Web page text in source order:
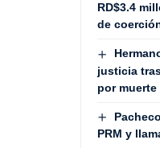
RD$3.4
de
justicia
por
PRM y